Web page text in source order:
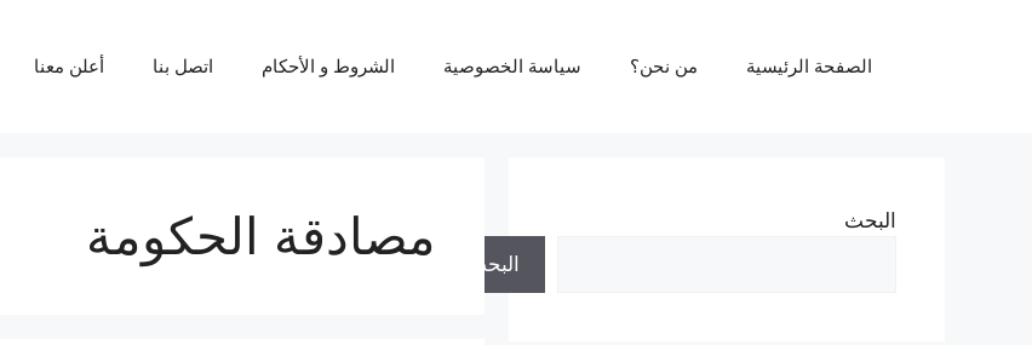
الصفحة الرئيسية من نحن؟ سياسة الخصوصية الشروط و الأحكام اتصل بنا أعلن معنا
مصادقة الحكومة
البحث
البحث